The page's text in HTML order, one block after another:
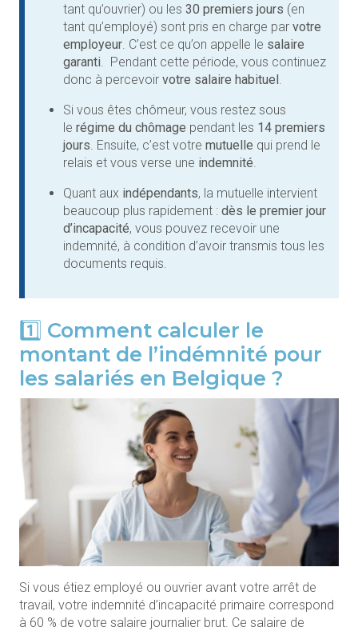
tant qu’ouvrier) ou les 30 premiers jours (en
tant qu’employé) sont pris en charge par votre
employeur . C’est ce qu’on appelle le salaire
garanti . Pendant cette période, vous continuez
donc à percevoir votre salaire habituel
Si vous êtes chômeur, vous restez sous
le régime du chômage pendant les 14 premiers
jours . Ensuite, c’est votre mutuelle qui prend le
relais et vous verse une indemnité
Quant aux indépendants, la mutuelle intervient
beaucoup plus rapidement : dès le premier jour
d’incapacité, vous pouvez recevoir une
indemnité, à condition d’avoir transmis tous les
documents requis.
1️⃣ Comment calculer le
montant de l’indémnité pour
les salariés en Belgique ?
Si vous étiez employé ou ouvrier avant votre arrêt de
travail, votre indemnité d’incapacité primaire correspond
à 60 % de votre salaire journalier brut. Ce salaire de